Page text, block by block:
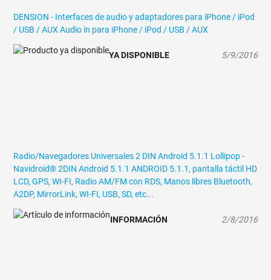
DENSION - Interfaces de audio y adaptadores para iPhone / iPod
/ USB / AUX Audio in para iPhone / iPod / USB / AUX
YA DISPONIBLE 5/9/2016
Radio/Navegadores Universales 2 DIN Android 5.1.1 Lollipop -
Navidroid® 2DIN Android 5.1.1 ANDROID 5.1.1, pantalla táctil HD
LCD, GPS, WI-FI, Radio AM/FM con RDS, Manos libres Bluetooth,
A2DP, MirrorLink, WI-FI, USB, SD, etc...
INFORMACIÓN 2/8/2016